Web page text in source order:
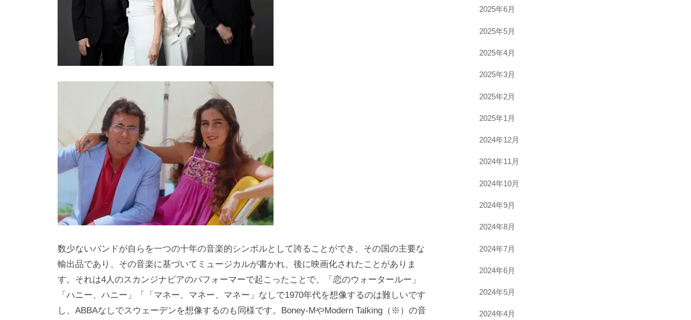
数少ないバンドが自らを一つの十年の音楽的シンボルとして誇ることができ、その国の主要な
輸出品であり、その音楽に基づいてミュージカルが書かれ、後に映画化されたことがありま
す。それは4人のスカンジナビアのパフォーマーで起こったことで、「恋のウォータールー」
「ハニー、ハニー」「「マネー、マネー、マネー」なしで1970年代を想像するのは難しいです
し、ABBAなしでスウェーデンを想像するのも同様です。Boney-MやModern Talking（※）の音
2025年6月
2025年5月
2025年4月
2025年3月
2025年2月
2025年1月
2024年12月
2024年11月
2024年10月
2024年9月
2024年8月
2024年7月
2024年6月
2024年5月
2024年4月